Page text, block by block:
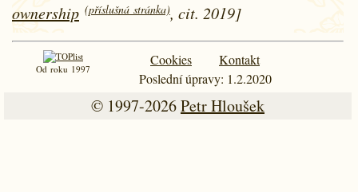
ownership (příslušná stránka), cit. 2019]
Od roku 1997
Cookies
Kontakt
Poslední úpravy: 1.2.2020
© 1997-2026Petr Hloušek